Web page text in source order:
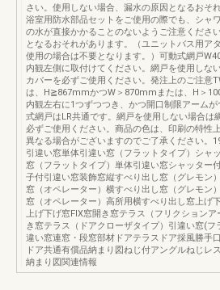
さい。使用しない場合、漏水の原因となるおそ
浴室用防水部品セットをご使用の際でも、シャ
の水が直接かかることのないようご注意くださ
となるおそれがあります。（ユニットバス用ア
使用の場合は不要となります。）可動式網戸
内観左側に取付けてください。網戸を使用しな
カバーを必ずご使用ください。発注上のご注意
は、H≧867mmかつW＞870mmまたは、H＞
内観左右に1つずつつき、かつ開口制限アーム
式網戸はLR共通です。網戸を使用しない場合は
必ずご使用ください。商品の色は、印刷の特性
異なる場合がございますのでご了承ください。
引違い窓単体引違い窓（フラットタイプ）シャ
窓（フラットタイプ）単体引違い窓シャッター
子付引違い窓装飾窓縦すべり出し窓（グレモン
窓（オペレーター）横すべり出し窓（グレモン
窓（オペレーター）高所用横すべり出し窓上げ
上げ下げ窓FIX窓開き窓テラス（フリクションア
き窓テラス（ドアクローザタイプ）引違い窓(フ
違い窓連窓・段窓部材ドアテラスドア採風勝手
ドア共通有償品納まり図ねじ付アングルねじレ
納まり図関連情報